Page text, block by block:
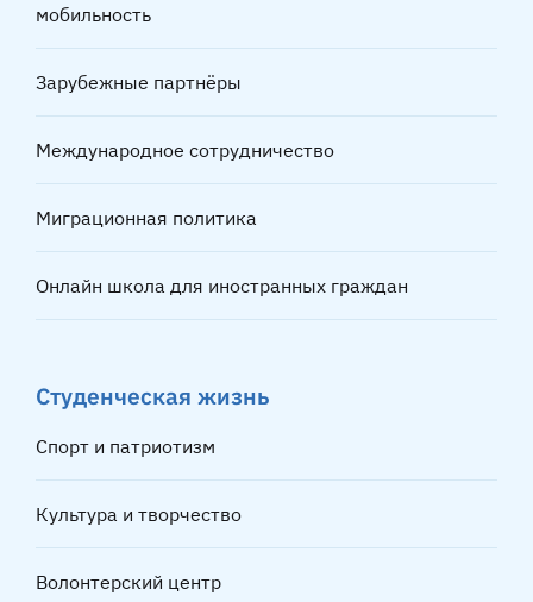
мобильность
Зарубежные партнёры
Международное сотрудничество
Миграционная политика
Онлайн школа для иностранных граждан
Студенческая жизнь
Спорт и патриотизм
Культура и творчество
Волонтерский центр